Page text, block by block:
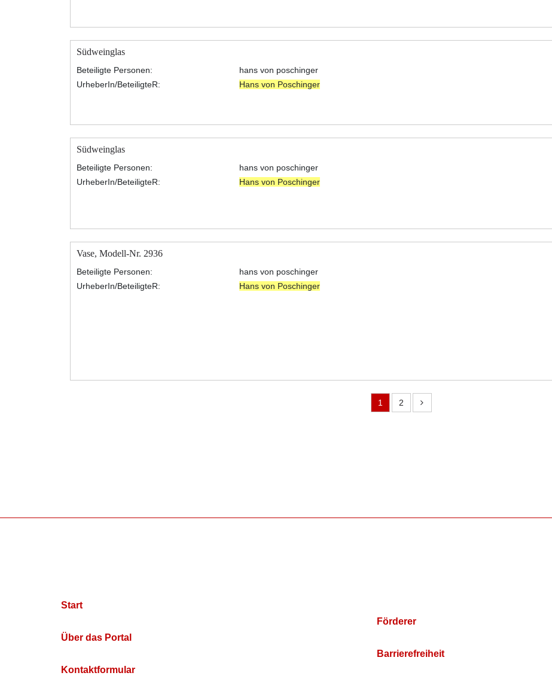
Südweinglas
Beteiligte Personen:
hans von poschinger
UrheberIn/BeteiligteR:
Hans von Poschinger
Südweinglas
Beteiligte Personen:
hans von poschinger
UrheberIn/BeteiligteR:
Hans von Poschinger
Vase, Modell-Nr. 2936
Beteiligte Personen:
hans von poschinger
UrheberIn/BeteiligteR:
Hans von Poschinger
1 2
Start
Über das Portal
Kontaktformular
Förderer
Barrierefreiheit